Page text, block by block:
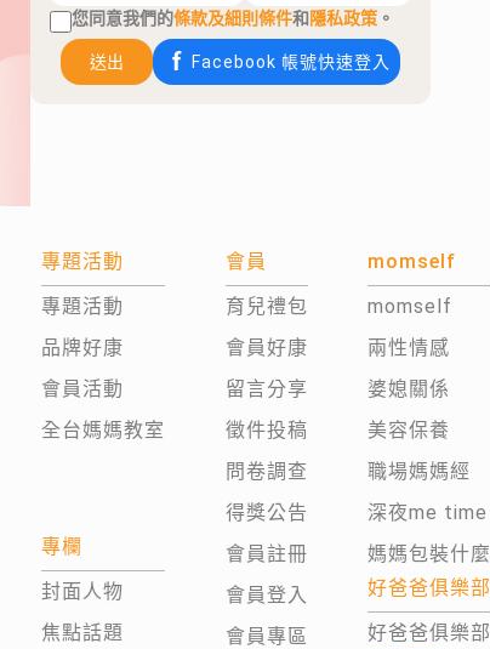
您同意我們的條款及細則條件和隱私政策 。
送出 Facebook 帳號快速登入
專題活動
專題活動
品牌好康
會員活動
全台媽媽教室
專欄
封面人物
焦點話題
會員
育兒禮包
會員好康
留言分享
徵件投稿
問卷調查
得獎公告
會員註冊
會員登入
會員專區
momself
momself
兩性情感
婆媳關係
美容保養
職場媽媽經
深夜me time
媽媽包裝什麼
好爸爸俱樂部
好爸爸俱樂部